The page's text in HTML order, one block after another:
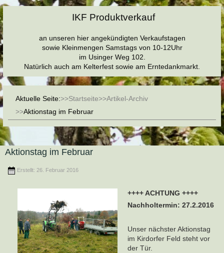
IKF Produktverkauf
an unseren hier angekündigten Verkaufstagen
sowie Kleinmengen Samstags von 10-12Uhr
im Usinger Weg 102.
Natürlich auch am Kelterfest sowie am Erntedankmarkt.
Aktuelle Seite: Startseite
Artikel-Archiv
Aktionstag im Februar
Aktionstag im Februar
Erstellt: 26. Februar 2016
++++ ACHTUNG ++++
Nachholtermin: 27.2.2016
Unser nächster Aktionstag
im Kirdorfer Feld steht vor
der Tür.